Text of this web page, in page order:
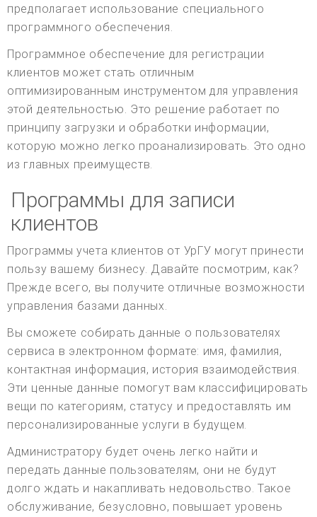
предполагает использование специального
программного обеспечения.
Программное обеспечение для регистрации
клиентов может стать отличным
оптимизированным инструментом для управления
этой деятельностью. Это решение работает по
принципу загрузки и обработки информации,
которую можно легко проанализировать. Это одно
из главных преимуществ.
Программы для записи
клиентов
Программы учета клиентов от УрГУ могут принести
пользу вашему бизнесу. Давайте посмотрим, как?
Прежде всего, вы получите отличные возможности
управления базами данных.
Вы сможете собирать данные о пользователях
сервиса в электронном формате: имя, фамилия,
контактная информация, история взаимодействия.
Эти ценные данные помогут вам классифицировать
вещи по категориям, статусу и предоставлять им
персонализированные услуги в будущем.
Администратору будет очень легко найти и
передать данные пользователям, они не будут
долго ждать и накапливать недовольство. Такое
обслуживание, безусловно, повышает уровень